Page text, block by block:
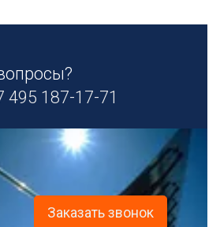
495 187-17-71
Заказать звонок